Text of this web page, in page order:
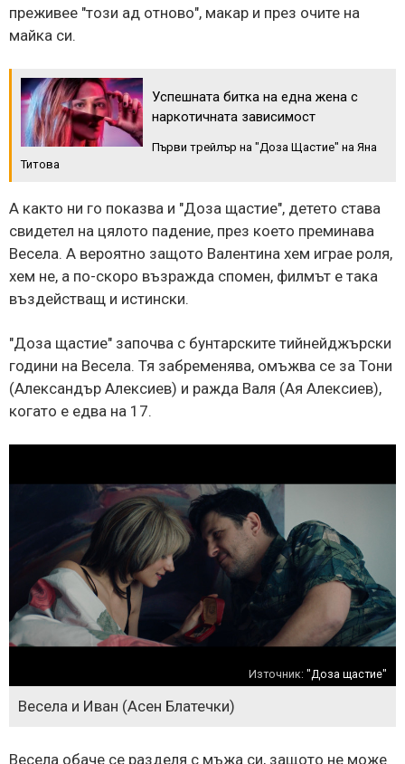
преживее "този ад отново", макар и през очите на
майка си.
Успешната битка на една жена с
наркотичната зависимост
Първи трейлър на "Доза Щастие" на Яна
Титова
А както ни го показва и "Доза щастие", детето става
свидетел на цялото падение, през което преминава
Весела. А вероятно защото Валентина хем играе роля,
хем не, а по-скоро възражда спомен, филмът е така
въздействащ и истински.
"Доза щастие" започва с бунтарските тийнейджърски
години на Весела. Тя забременява, омъжва се за Тони
(Александър Алексиев) и ражда Валя (Ая Алексиев),
когато е едва на 17.
Източник: "Доза щастие"
Весела и Иван (Асен Блатечки)
Весела обаче се разделя с мъжа си, защото не може